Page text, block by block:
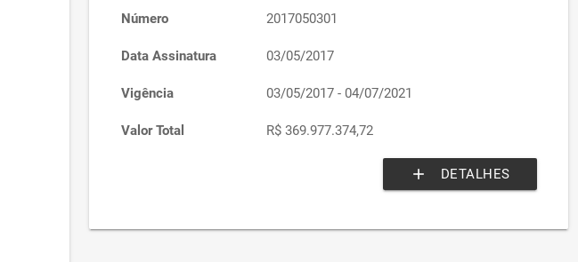
Número 2017050301
Data Assinatura 03/05/2017
Vigência 03/05/2017 - 04/07/2021
Valor Total R$ 369.977.374,72
add DETALHES